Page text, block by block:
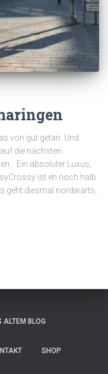
von gut getan. Und
die nächsten
Ein absoluter Luxus,
ist eh noch halb
geht diesmal nordwärts,
ALTEM BLOG
SHOP